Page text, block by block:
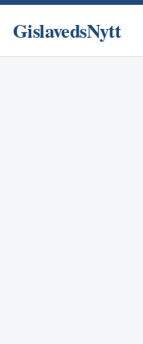
GislavedsNytt